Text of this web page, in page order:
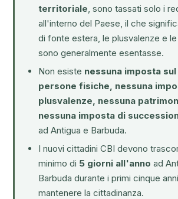
territoriale, sono tassati solo i
all'interno del Paese, il che
di fonte estera, le plusvalenze e
sono generalmente esentasse.
Non esiste nessuna imposta
persone fisiche, nessuna
plusvalenze, nessuna
nessuna imposta di
ad Antigua e Barbuda.
I nuovi cittadini CBI devono
minimo di 5 giorni all'anno ad
Barbuda durante i primi cinque
mantenere la cittadinanza.